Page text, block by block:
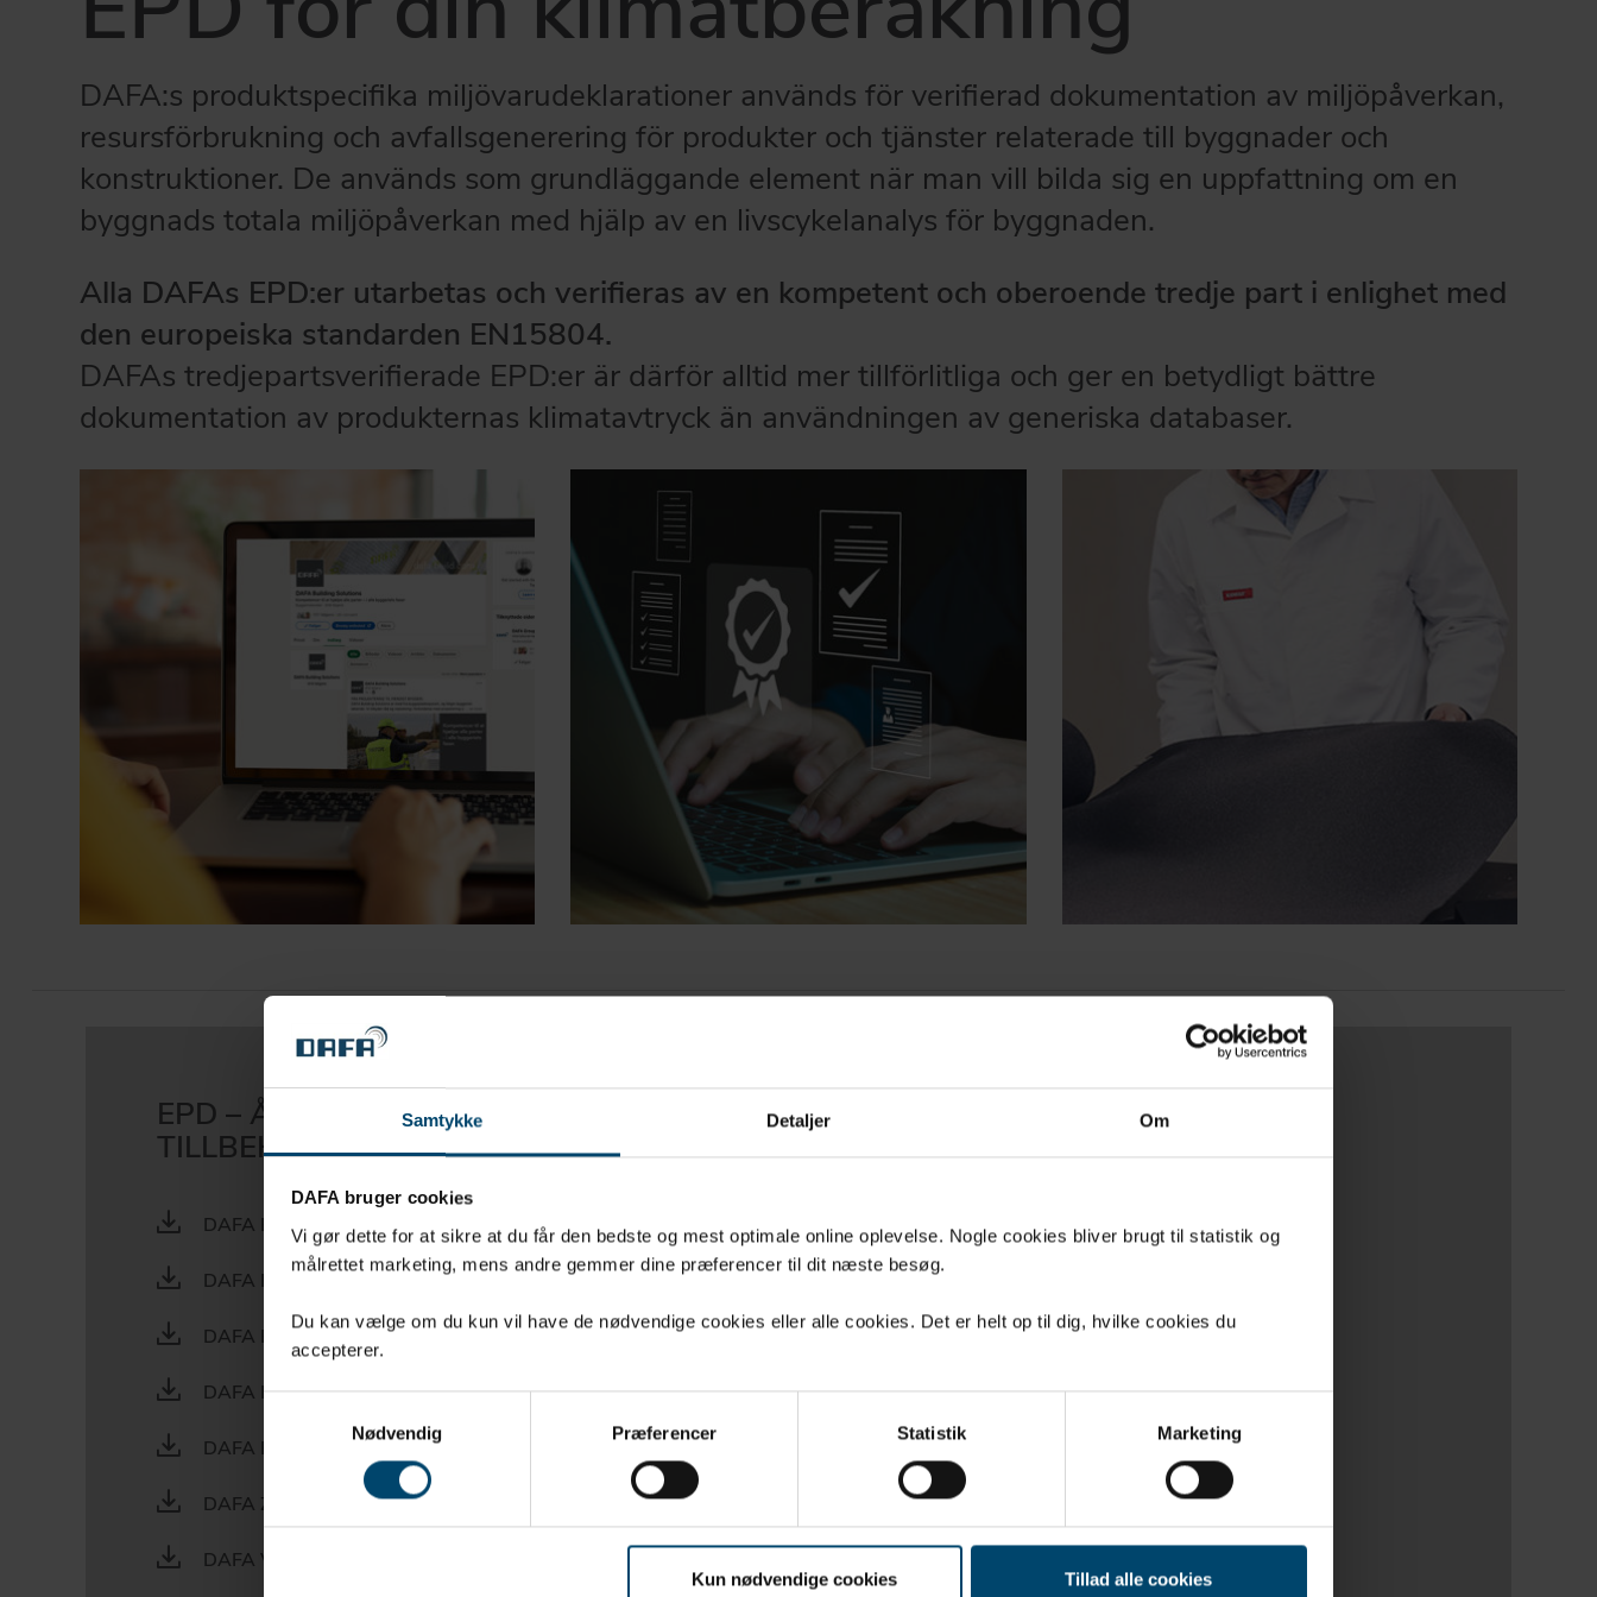
Samtykke Detaljer Om
DAFA bruger cookies
Vi gør dette for at sikre at du får den bedste og mest optimale online oplevelse. Nogle cookies bliver brugt til statistik og
målrettet marketing, mens andre gemmer dine præferencer til dit næste besøg.
Du kan vælge om du kun vil have de nødvendige cookies eller alle cookies. Det er helt op til dig, hvilke cookies du
accepterer.
Samtykkevalg
Nødvendig
Præferencer Statistik Marketing
Kun nødvendige cookies Tillad alle cookies
DAFA:s produktspecifika miljövarudeklarationer används för verifierad dokumentation av miljöpåverkan,
resursförbrukning och avfallsgenerering för produkter och tjänster relaterade till byggnader och
konstruktioner. De används som grundläggande element när man vill bilda sig en uppfattning om en
byggnads totala miljöpåverkan med hjälp av en livscykelanalys för byggnaden.
Alla DAFAs EPD:er utarbetas och verifieras av en kompetent och oberoende tredje part i enlighet med
den europeiska standarden EN15804.
DAFAs tredjepartsverifierade EPD:er är därför alltid mer tillförlitliga och ger en betydligt bättre
dokumentation av produkternas klimatavtryck än användningen av generiska databaser.
EPD – ÅNGSPÄRRAR OCH
TILLBEHÖR
DAFA EXFOIL
DAFA PROFOIL
DAFA ECOFOIL
DAFA DIFOIL
DAFA HIFOIL
DAFA ZERO WASTE TAPE
DAFA VAPOR BARRIER TAPE GREEN, LIME & BLACK UV
EPD – UNDERLAGSMEMBRAN
DAFA WINDFOIL 95